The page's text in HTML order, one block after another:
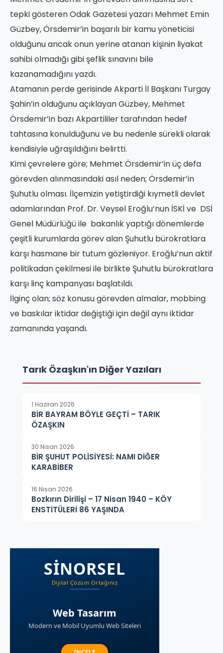
tepki gösteren Odak Gazetesi yazarı Mehmet Emin
Güzbey, Örsdemir’in başarılı bir kamu yöneticisi
olduğunu ancak onun yerine atanan kişinin liyakat
sahibi olmadığı gibi şeflik sınavını bile
kazanamadığını yazdı.
Atamanın perde gerisinde Akparti İl Başkanı Turgay
Şahin’in olduğunu açıklayan Güzbey, Mehmet
Örsdemir’in bazı Akpartililer tarafından hedef
tahtasına konulduğunu ve bu nedenle sürekli olarak
kendisiyle uğraşıldığını belirtti.
Kimi çevrelere göre; Mehmet Örsdemir’in üç defa
görevden alınmasındaki asıl neden; Örsdemir’in
Şuhutlu olması. İlçemizin yetiştirdiği kıymetli devlet
adamlarından Prof. Dr. Veysel Eroğlu’nun İSKİ ve DSİ
Genel Müdürlüğü ile bakanlık yaptığı dönemlerde
çeşitli kurumlarda görev alan Şuhutlu bürokratlara
karşı hasmane bir tutum gözleniyor. Eroğlu’nun aktif
politikadan çekilmesi ile birlikte Şuhutlu bürokratlara
karşı linç kampanyası başlatıldı.
İlginç olan; söz konusu görevden almalar, mobbing
ve baskılar iktidar değiştiği için değil aynı iktidar
zamanında yaşandı.
Tarık Özaşkın'ın Diğer Yazıları
1 Haziran 2026
BİR BAYRAM BÖYLE GEÇTİ – TARIK
ÖZAŞKIN
30 Nisan 2026
BİR ŞUHUT POLİSİYESİ: NAMI DİĞER
KARABİBER
16 Nisan 2026
Bozkırın Dirilişi – 17 Nisan 1940 – KÖY
ENSTİTÜLERİ 86 YAŞINDA